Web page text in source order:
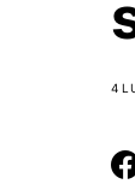
4